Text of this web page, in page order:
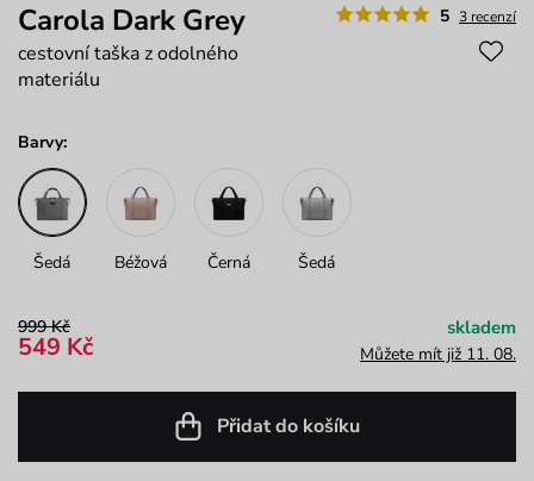
5 3 recenzí
Carola Dark Grey
cestovní taška z odolného
materiálu
Barvy:
Šedá Béžová Černá Šedá
999 Kč
549 Kč
skladem
Můžete mít již 11. 08.
Přidat do košíku